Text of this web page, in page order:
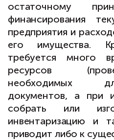
остаточному
финансирования
предприятия и
его имущества.
требуется много
ресурсов
необходимых
документов, а при
собрать или
инвентаризацию и
приводит либо к